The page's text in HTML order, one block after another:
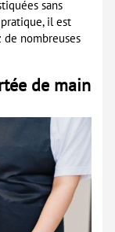
sans
il est
de nombreuses
de main